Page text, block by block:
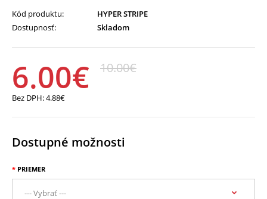
Kód produktu:
HYPER STRIPE
Dostupnosť:
Skladom
6.00€ 10.00€
Bez DPH:4.88€
Dostupné možnosti
PRIEMER